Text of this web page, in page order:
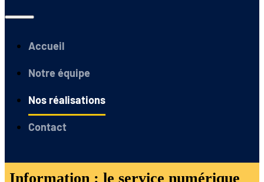
Accueil
Notre équipe
Nos réalisations
Contact
Information : le service numérique